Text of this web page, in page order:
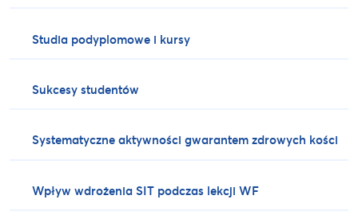
Studia podyplomowe i kursy
Sukcesy studentów
Systematyczne aktywności gwarantem zdrowych kości
Wpływ wdrożenia SIT podczas lekcji WF